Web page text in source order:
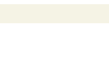
曲創作者、《堅定不移的
們悔悟、迫使我們，來
者